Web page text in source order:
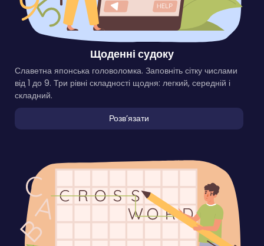
Щоденні судоку
Славетна японська головоломка. Заповніть сітку числами
від 1 до 9. Три рівні складності щодня: легкий, середній і
складний.
Розвʼязати